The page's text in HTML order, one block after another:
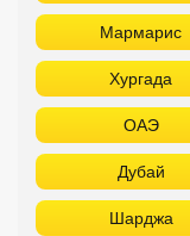
Мармарис
Хургада
ОАЭ
Дубай
Шарджа